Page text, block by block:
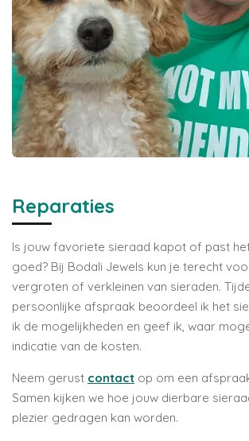
Reparaties
Is jouw favoriete sieraad kapot of past
goed? Bij Bodali Jewels kun je terecht
vergroten of verkleinen van sieraden.
persoonlijke afspraak beoordeel ik het
ik de mogelijkheden en geef ik, waar
indicatie van de kosten.
Neem gerust contact op om een
Samen kijken we hoe jouw dierbare
plezier gedragen kan worden.